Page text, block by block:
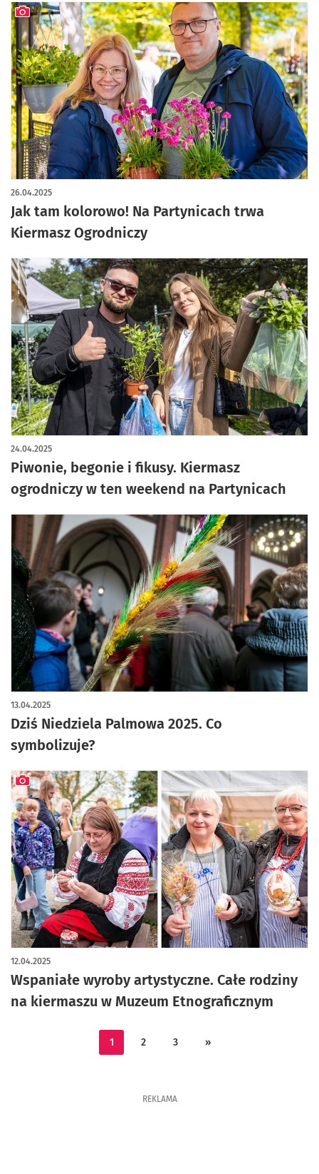
Jak tam kolorowo! Na Partynicach trwa
Kiermasz Ogrodniczy
26.04.2025
artykuł z galerią zdjęć
Piwonie, begonie i fikusy. Kiermasz
ogrodniczy w ten weekend na Partynicach
24.04.2025
Dziś Niedziela Palmowa 2025. Co
symbolizuje?
13.04.2025
Wspaniałe wyroby artystyczne. Całe rodziny
na kiermaszu w Muzeum Etnograficznym
12.04.2025
artykuł z galerią zdjęć
1 2 3 »
REKLAMA